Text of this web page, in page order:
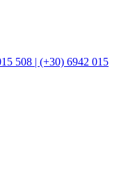
508 | (+30) 6942 015